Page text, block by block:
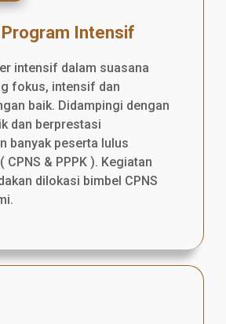
Program Intensif
intensif dalam suasana
fokus, intensif dan
baik. Didampingi dengan
dan berprestasi
banyak peserta lulus
CPNS & PPPK ). Kegiatan
dilokasi bimbel CPNS